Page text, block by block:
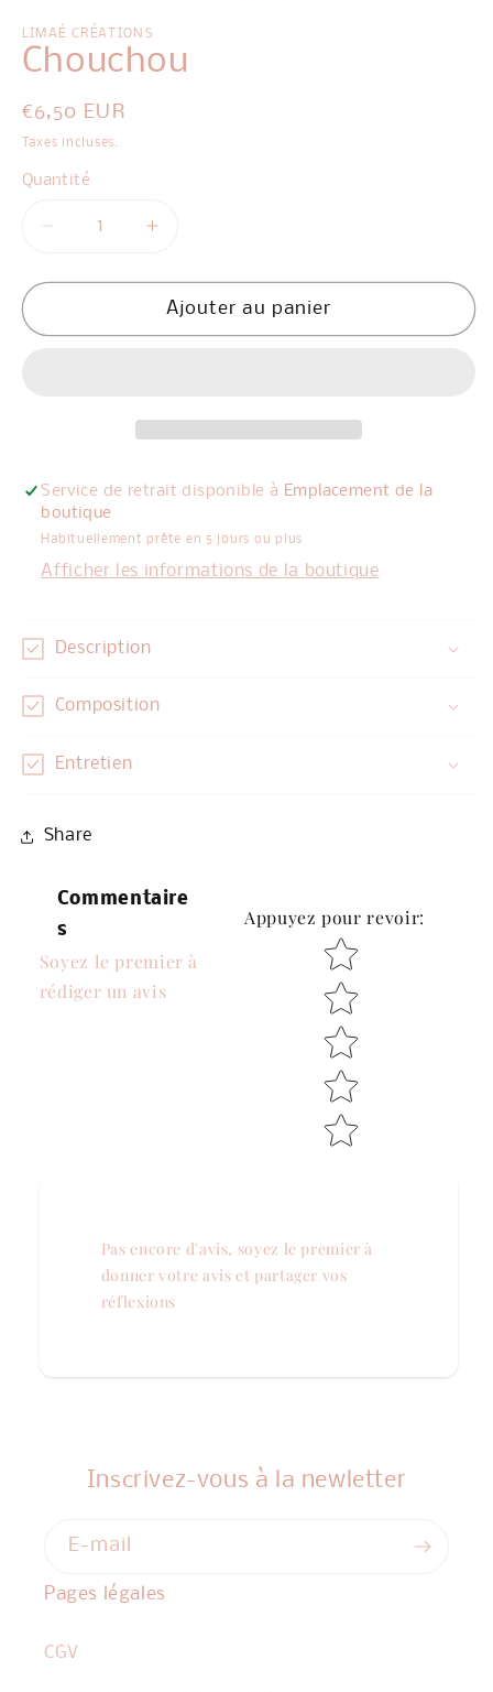
LIMAÉ CRÉATIONS
Chouchou
Prix
habituel
€6,50 EUR
Taxes incluses.
Quantité
Réduire
quantité
Chouchou
Augmenter
quantité
de
Chouchou
Ajouter au panier
Service de retrait disponible à Emplacement de la
boutique
Habituellement prête en 5 jours ou plus
Afficher les informations de la boutique
Description
Composition
Entretien
Share
Commentaire
s
Soyez le premier à
rédiger un avis
Appuyez pour revoir:
Star rating
Pas encore d'avis, soyez le premier à
donner votre avis et partager vos
réflexions
Inscrivez-vous à la newletter
E-mail
Pages légales
CGV